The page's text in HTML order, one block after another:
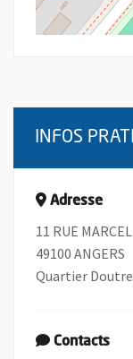
INFOS
Adresse
11 RUE
49100 ANGERS
Quartier
Contacts